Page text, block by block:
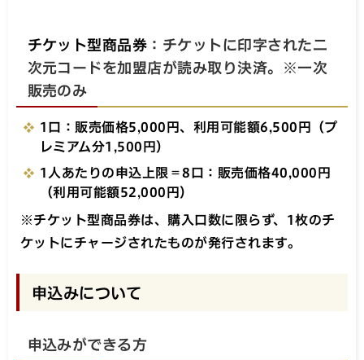
チケット型商品券 ：チケットに印字された二
次元コードを加盟店が読み取り決済。※一次
販売のみ
1口：販売価格5,000円、利用可能額6,500円（プ
レミアム分1,500円）
1人あたりの申込上限＝8口：販売価格40,000円
（利用可能額52,000円）
※チケット型商品券は、購入口数に限らず、1枚のチ
ケットにチャージされたものが発行されます。
申込みについて
申込みができる方